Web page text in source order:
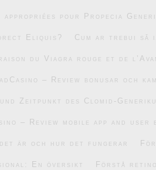
appropriées pour Propecia
Eliquis? Cum ar trebui să
du Viagra rouge et de
– Review bonusar och
Zeitpunkt des Clomid-
– Review mobile app and
är och hur det fungerar
En översikt Förstå